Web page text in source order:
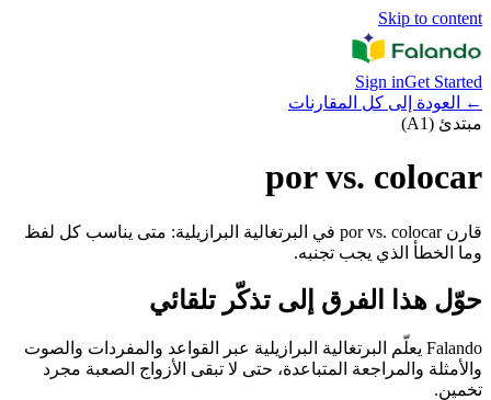
Skip to content
Sign inGet Started
←
العودة إلى كل المقارنات
مبتدئ (A1)
por vs. colocar
قارن por vs. colocar في البرتغالية البرازيلية: متى يناسب كل لفظ
وما الخطأ الذي يجب تجنبه.
حوّل هذا الفرق إلى تذكّر تلقائي
Falando يعلّم البرتغالية البرازيلية عبر القواعد والمفردات والصوت
والأمثلة والمراجعة المتباعدة، حتى لا تبقى الأزواج الصعبة مجرد
تخمين.